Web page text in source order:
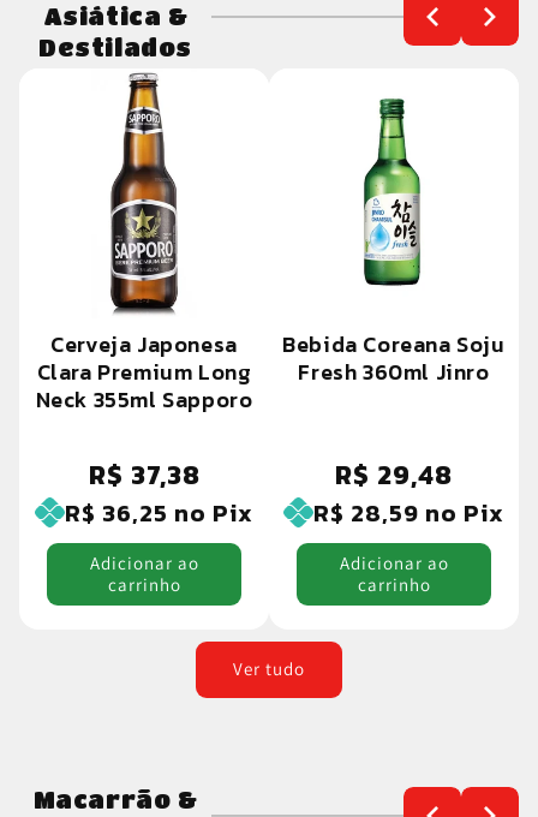
Asiática &
Destilados
Cerveja Japonesa
Clara Premium Long
Neck 355ml Sapporo
Preço
normal
R$ 37,38
R$ 36,25 no Pix
Adicionar ao
carrinho
Bebida Coreana Soju
Fresh 360ml Jinro
Preço
normal
R$ 29,48
R$ 28,59 no Pix
Adicionar ao
carrinho
Ver tudo
Macarrão &